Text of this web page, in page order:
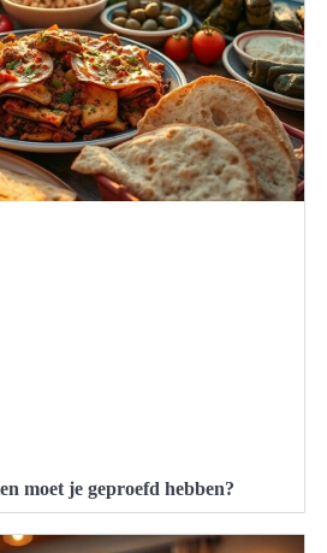
moet je geproefd hebben?